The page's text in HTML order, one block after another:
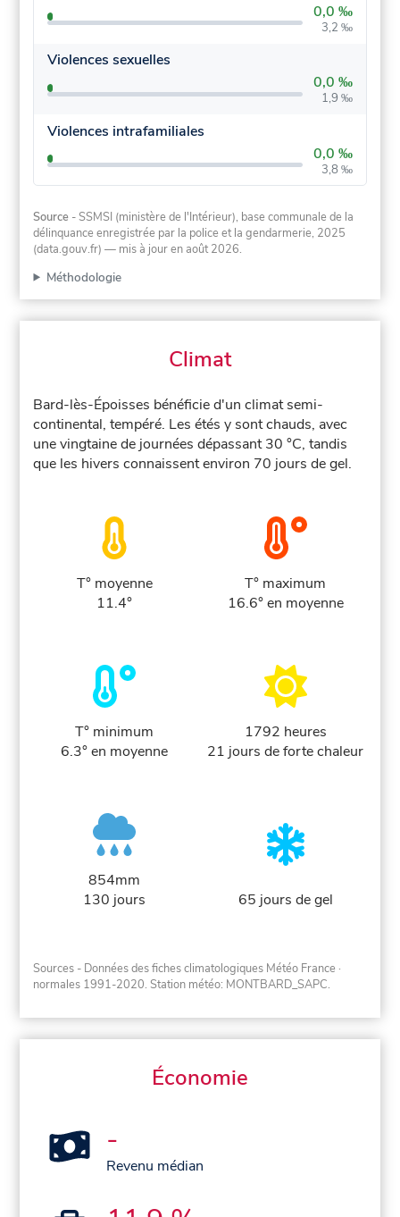
0,0 ‰
3,2 ‰
Violences sexuelles
0,0 ‰
1,9 ‰
Violences intrafamiliales
0,0 ‰
3,8 ‰
Source - SSMSI (ministère de l'Intérieur), base communale de la
délinquance enregistrée par la police et la gendarmerie, 2025
(data.gouv.fr) — mis à jour en août 2026.
Méthodologie
Climat
Bard-lès-Époisses bénéficie d'un climat semi-
continental, tempéré. Les étés y sont chauds, avec
une vingtaine de journées dépassant 30 °C, tandis
que les hivers connaissent environ 70 jours de gel.
T° moyenne
11.4°
T° maximum
16.6° en moyenne
T° minimum
6.3° en moyenne
1792 heures
21 jours de forte chaleur
854mm
130 jours
65 jours de gel
Sources - Données des fiches climatologiques Météo France ·
normales 1991-2020. Station météo: MONTBARD_SAPC.
Économie
-
Revenu médian